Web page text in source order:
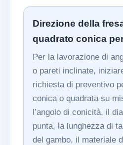
Direzione della
quadrato conica
Per la lavorazione di
o pareti inclinate,
richiesta di preventivo
conica o quadrata su
l’angolo di conicità, il
punta, la lunghezza di
del gambo, il materiale